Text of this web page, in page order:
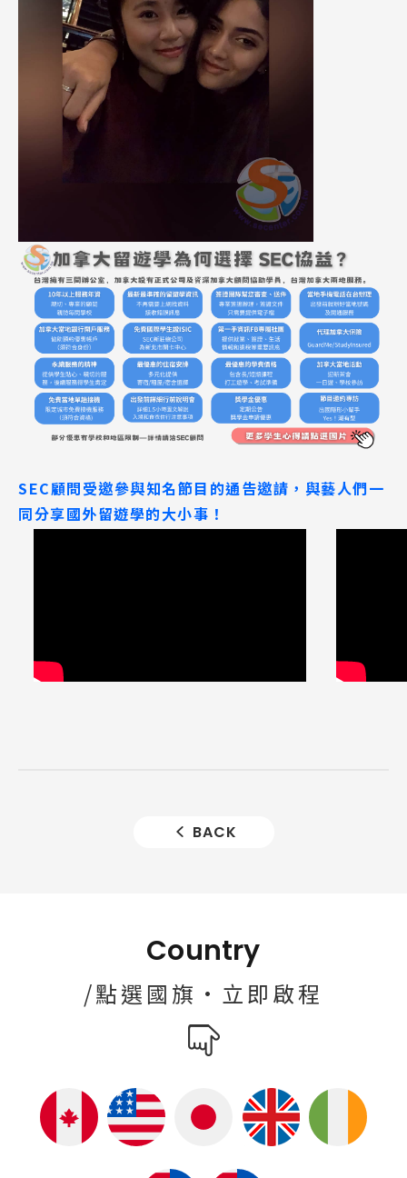
SEC顧問受邀參與知名節目的通告邀請，與藝人們一
同分享國外留遊學的大小事！
BACK
Country
/點選國旗·立即啟程